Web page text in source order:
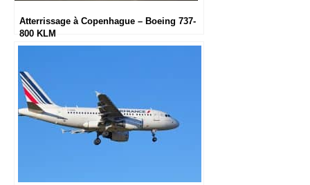
Atterrissage à Copenhague – Boeing 737-
800 KLM